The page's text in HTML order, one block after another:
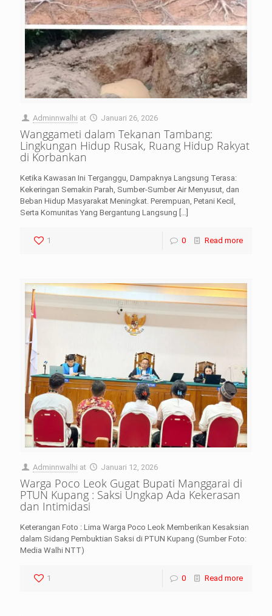
Adminnwalhi at Januari 26, 2026
Wanggameti dalam Tekanan Tambang:
Lingkungan Hidup Rusak, Ruang Hidup Rakyat
di Korbankan
Ketika Kawasan Ini Terganggu, Dampaknya Langsung Terasa:
Kekeringan Semakin Parah, Sumber-Sumber Air Menyusut, dan
Beban Hidup Masyarakat Meningkat. Perempuan, Petani Kecil,
Serta Komunitas Yang Bergantung Langsung
1 0 Read more
Adminnwalhi at Januari 12, 2026
Warga Poco Leok Gugat Bupati Manggarai di
PTUN Kupang : Saksi Ungkap Ada Kekerasan
dan Intimidasi
Keterangan Foto : Lima Warga Poco Leok Memberikan Kesaksian
dalam Sidang Pembuktian Saksi di PTUN Kupang (Sumber Foto:
Media Walhi NTT)
1 0 Read more